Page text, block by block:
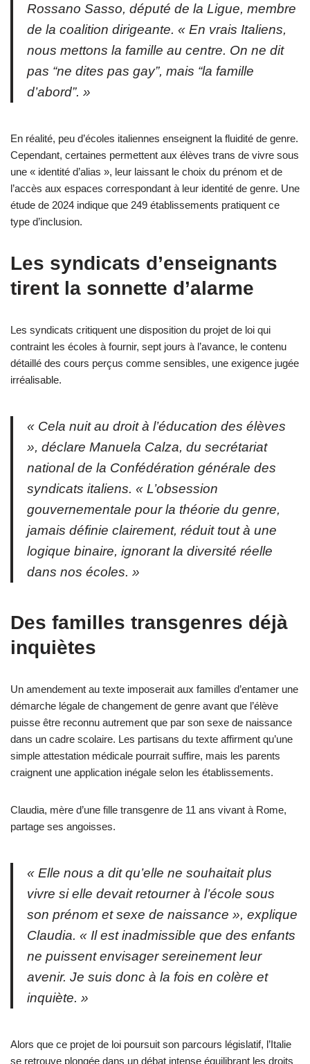
Rossano Sasso, député de la Ligue, membre
de la coalition dirigeante. « En vrais Italiens,
nous mettons la famille au centre. On ne dit
pas “ne dites pas gay”, mais “la famille
d’abord”. »
En réalité, peu d’écoles italiennes enseignent la fluidité de genre.
Cependant, certaines permettent aux élèves trans de vivre sous
une « identité d’alias », leur laissant le choix du prénom et de
l’accès aux espaces correspondant à leur identité de genre. Une
étude de 2024 indique que 249 établissements pratiquent ce
type d’inclusion.
Les syndicats d’enseignants
tirent la sonnette d’alarme
Les syndicats critiquent une disposition du projet de loi qui
contraint les écoles à fournir, sept jours à l’avance, le contenu
détaillé des cours perçus comme sensibles, une exigence jugée
irréalisable.
« Cela nuit au droit à l’éducation des élèves
», déclare Manuela Calza, du secrétariat
national de la Confédération générale des
syndicats italiens. « L’obsession
gouvernementale pour la théorie du genre,
jamais définie clairement, réduit tout à une
logique binaire, ignorant la diversité réelle
dans nos écoles. »
Des familles transgenres déjà
inquiètes
Un amendement au texte imposerait aux familles d’entamer une
démarche légale de changement de genre avant que l’élève
puisse être reconnu autrement que par son sexe de naissance
dans un cadre scolaire. Les partisans du texte affirment qu’une
simple attestation médicale pourrait suffire, mais les parents
craignent une application inégale selon les établissements.
Claudia, mère d’une fille transgenre de 11 ans vivant à Rome,
partage ses angoisses.
« Elle nous a dit qu’elle ne souhaitait plus
vivre si elle devait retourner à l’école sous
son prénom et sexe de naissance », explique
Claudia. « Il est inadmissible que des enfants
ne puissent envisager sereinement leur
avenir. Je suis donc à la fois en colère et
inquiète. »
Alors que ce projet de loi poursuit son parcours législatif, l’Italie
se retrouve plongée dans un débat intense équilibrant les droits